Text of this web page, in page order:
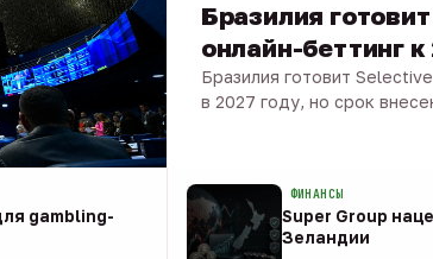
Бразилия
онлайн-беттинг к
Бразилия готовит
в 2027 году, но срок
gambling-
ФИНАНСЫ
Super Group
Зеландии